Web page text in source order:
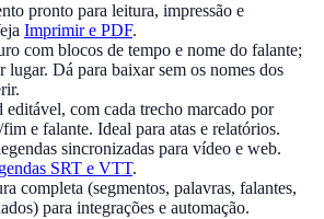
pronto para leitura, impressão e
Imprimir e PDF.
com blocos de tempo e nome do falante;
lugar. Dá para baixar sem os nomes dos
com cada trecho marcado por
e falante. Ideal para atas e relatórios.
sincronizadas para vídeo e web.
SRT e VTT.
completa (segmentos, palavras, falantes,
para integrações e automação.